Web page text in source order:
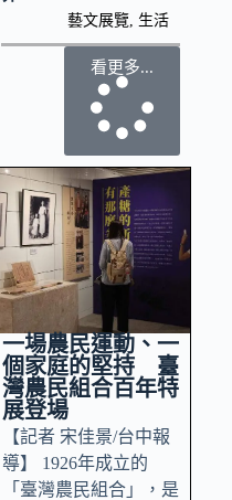
藝文展覽 生活
看更多...
一場農民運動、一
個家庭的堅持 臺
灣農民組合百年特
展登場
【記者 宋佳景/台中報
導】 1926年成立的
「臺灣農民組合」，是